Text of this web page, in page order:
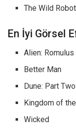
The Wild Robot
En İyi Görsel
Alien: Romulus
Better Man
Dune: Part Two
Kingdom of
Wicked